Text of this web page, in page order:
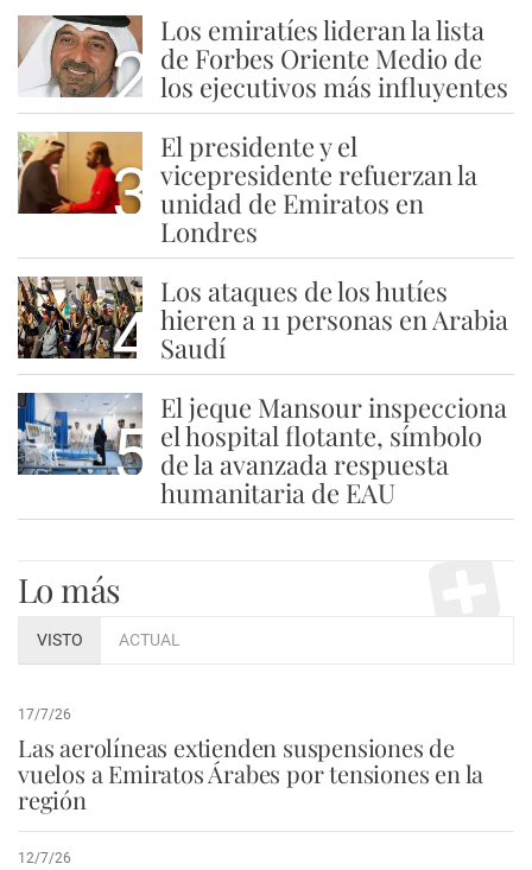
2
Los emiratíes lideran la lista
de Forbes Oriente Medio de
los ejecutivos más influyentes
3
El presidente y el
vicepresidente refuerzan la
unidad de Emiratos en
Londres
4
Los ataques de los hutíes
hieren a 11 personas en Arabia
Saudí
5
El jeque Mansour inspecciona
el hospital flotante, símbolo
de la avanzada respuesta
humanitaria de EAU
Lo más
VISTO ACTUAL
17/7/26
Las aerolíneas extienden suspensiones de
vuelos a Emiratos Árabes por tensiones en la
región
12/7/26